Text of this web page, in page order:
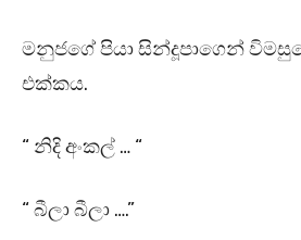
මනුජගේ පියා සින්දූපාගෙන්
එක්කය.
“ නිදි අංකල් … “
“ බීලා බීලා ….”